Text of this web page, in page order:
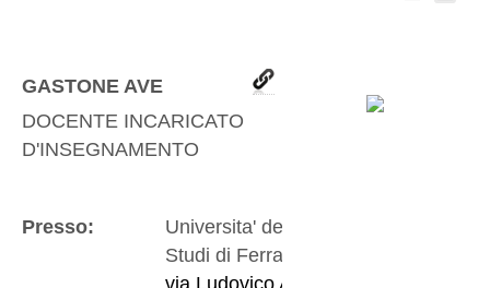
GASTONE AVE
DOCENTE INCARICATO
D'INSEGNAMENTO
Presso:
Universita' degli
Studi di Ferrara
via Ludovico Ariosto,